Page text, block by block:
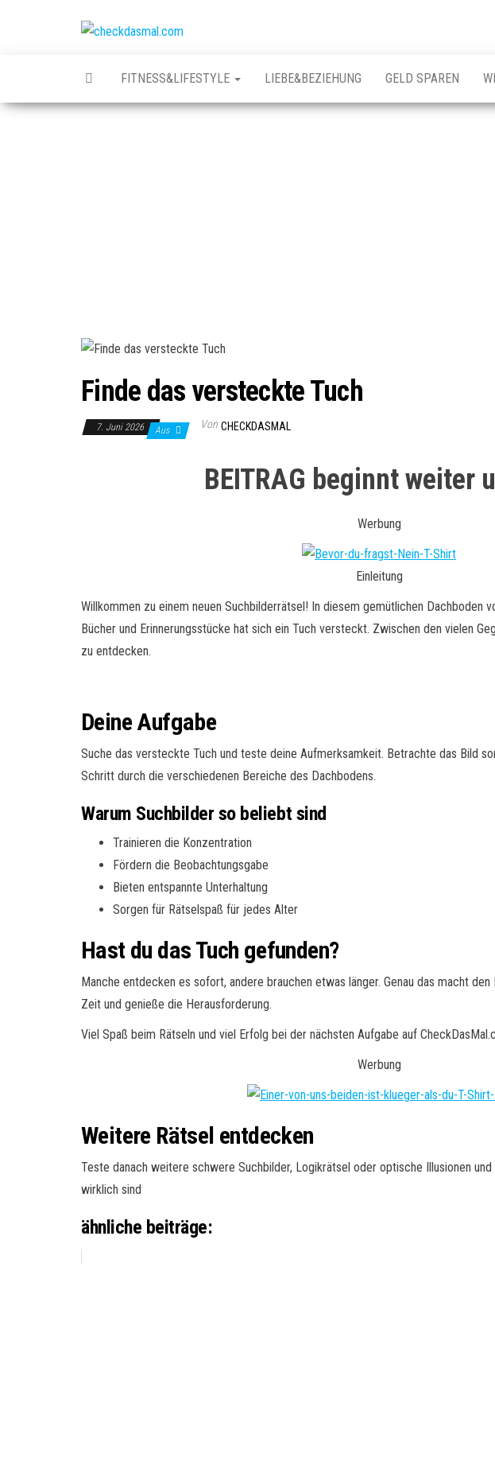
FITNESS&LIFESTYLE LIEBE&BEZIEHUNG GELD SPAREN
Finde das versteckte Tuch
7. Juni 2026 Aus Von CHECKDASMAL
BEITRAG beginnt weiter
Werbung
Einleitung
Willkommen zu einem neuen Suchbilderrätsel! In diesem gemütlichen Dachboden
Bücher und Erinnerungsstücke hat sich ein Tuch versteckt. Zwischen den vielen
zu entdecken.
Deine Aufgabe
Suche das versteckte Tuch und teste deine Aufmerksamkeit. Betrachte das Bild
Schritt durch die verschiedenen Bereiche des Dachbodens.
Warum Suchbilder so beliebt sind
Trainieren die Konzentration
Fördern die Beobachtungsgabe
Bieten entspannte Unterhaltung
Sorgen für Rätselspaß für jedes Alter
Hast du das Tuch gefunden?
Manche entdecken es sofort, andere brauchen etwas länger. Genau das macht
Zeit und genieße die Herausforderung.
Viel Spaß beim Rätseln und viel Erfolg bei der nächsten Aufgabe auf
Werbung
Weitere Rätsel entdecken
Teste danach weitere schwere Suchbilder, Logikrätsel oder optische Illusionen
wirklich sind
ähnliche beiträge: